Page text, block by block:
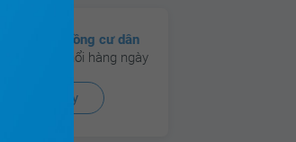
130 cộng đồng cư dân
động sôi nổi hàng ngày
Xem ngay